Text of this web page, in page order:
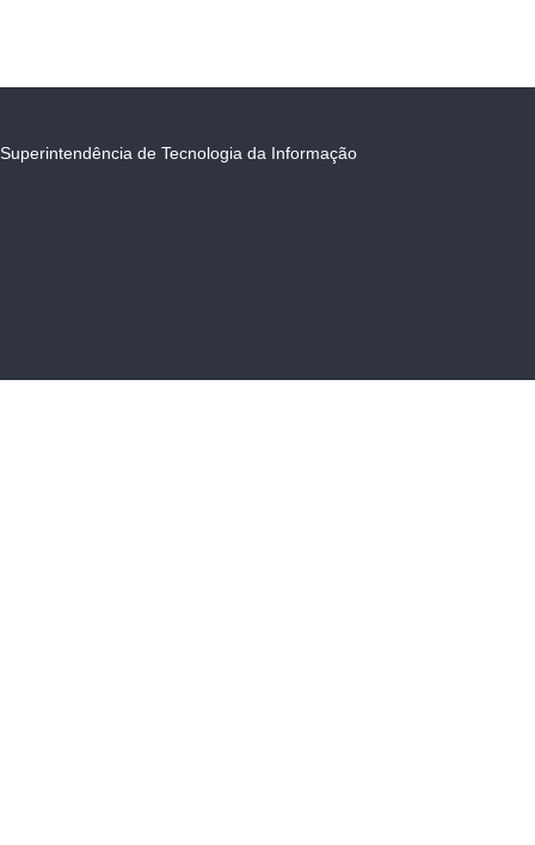
Superintendência de Tecnologia da Informação